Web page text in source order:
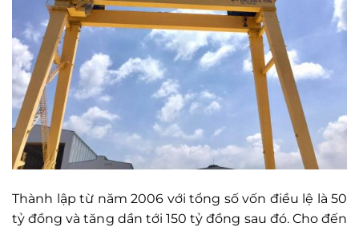
Thành lập từ năm 2006 với tổng số vốn điều lệ là 50
tỷ đồng và tăng dần tới 150 tỷ đồng sau đó. Cho đến